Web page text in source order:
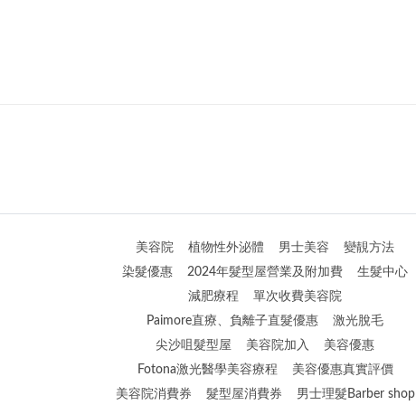
美容院 植物性外泌體 男士美容
變靚方法
染髮優惠
2024年髮型屋營業及附加費
生髮中心
減肥療程
單次收費美容院
Paimore直療、負離子直髮優惠
激光脫毛
尖沙咀髮型屋
美容院加入
美容優惠
Fotona激光醫學美容療程
美容優惠真實評價
美容院消費券
髮型屋消費券 男士理髮Barber shop